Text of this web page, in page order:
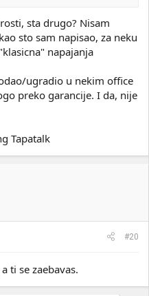
sta drugo? Nisam
sto sam napisao, za neku
napajanja
ugradio u nekim office
preko garancije. I da, nije
Tapatalk
#20
ti se zaebavas.